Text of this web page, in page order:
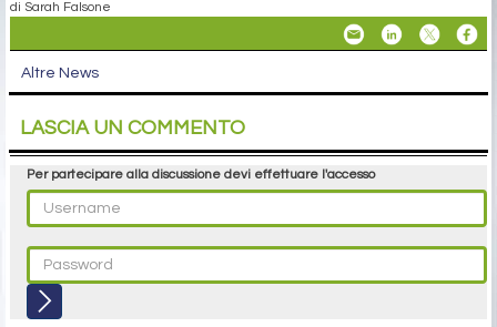
di Sarah Falsone
Altre News
LASCIA UN COMMENTO
Per partecipare alla discussione devi effettuare l'accesso